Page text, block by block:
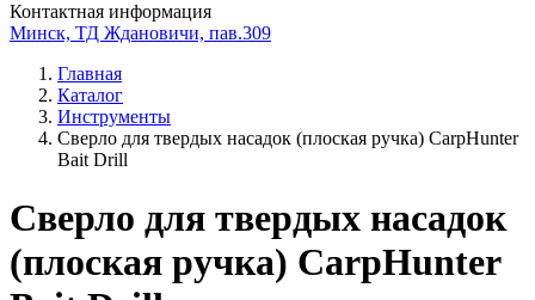
Контактная информация
Минск, ТД Ждановичи, пав.309
Главная
Каталог
Инструменты
Сверло для твердых насадок (плоская ручка) CarpHunter
Bait Drill
Сверло для твердых насадок
(плоская ручка) CarpHunter